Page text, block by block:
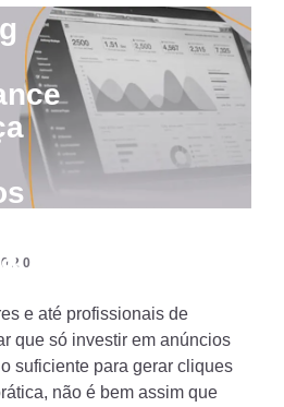
e até profissionais de
que só investir em anúncios
suficiente para gerar cliques
não é bem assim que